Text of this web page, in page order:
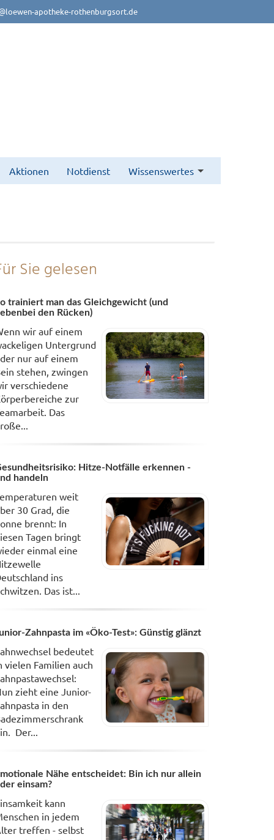
apotheke-rothenburgsort.de
Aktionen Notdienst Wissenswertes
Sie gelesen
trainiert man das Gleichgewicht (und
den Rücken)
wir auf einem
Untergrund
nur auf einem
stehen, zwingen
verschiedene
zur
Das
Hitze-Notfälle erkennen -
handeln
weit
30 Grad, die
brennt: In
Tagen bringt
einmal eine
ins
Das ist...
Zahnpasta im «Öko-Test»: Günstig glänzt
bedeutet
vielen Familien auch
zieht eine Junior-
in den
Der...
Nähe entscheidet: Bin ich nur allein
einsam?
kann
in jedem
treffen - selbst